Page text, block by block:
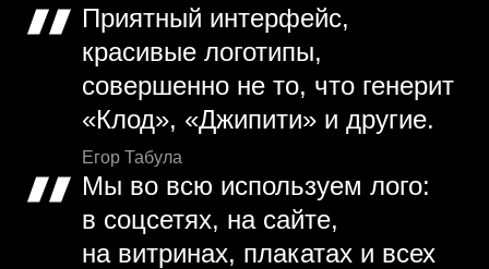
Приятный интерфейс,
красивые логотипы,
совершенно не то, что генерит
«Клод», «Джипити» и другие.
Егор Табула
Мы во всю используем лого:
в соцсетях, на сайте,
на витринах, плакатах и всех